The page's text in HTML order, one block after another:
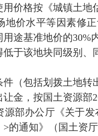
价格按《城镇土地
地价水平等因素修
途基准地价的30%
于该地块同级别、
件（包括划拨土地
金，按国土资源部
源部办公厅《关于
的通知》（国土资